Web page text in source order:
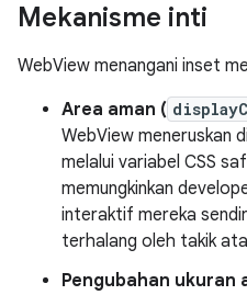
Mekanisme inti
WebView menangani inset
Area aman (
WebView meneruskan
melalui variabel CSS
memungkinkan
interaktif mereka
terhalang oleh takik
Pengubahan ukuran